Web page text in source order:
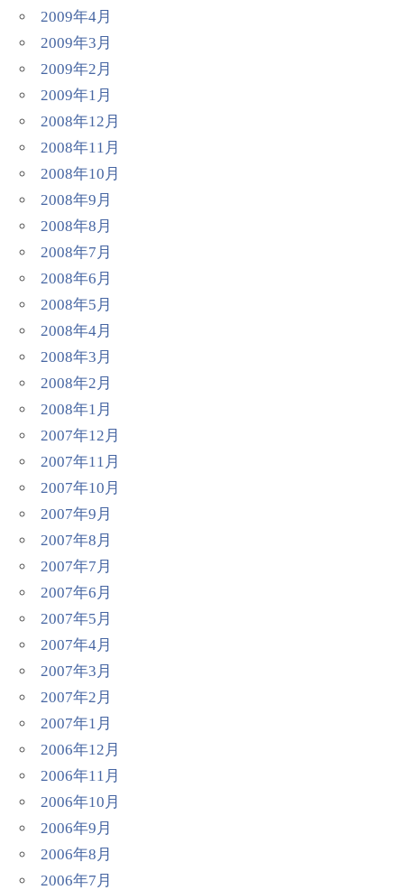
2009年4月
2009年3月
2009年2月
2009年1月
2008年12月
2008年11月
2008年10月
2008年9月
2008年8月
2008年7月
2008年6月
2008年5月
2008年4月
2008年3月
2008年2月
2008年1月
2007年12月
2007年11月
2007年10月
2007年9月
2007年8月
2007年7月
2007年6月
2007年5月
2007年4月
2007年3月
2007年2月
2007年1月
2006年12月
2006年11月
2006年10月
2006年9月
2006年8月
2006年7月